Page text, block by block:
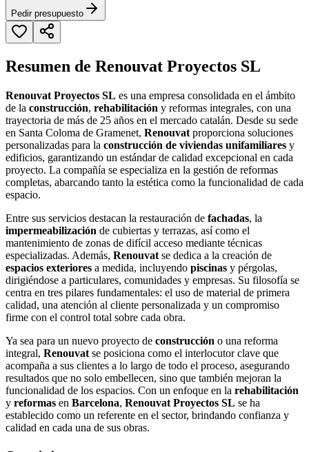
Pedir presupuesto
Resumen de Renouvat Proyectos SL
Renouvat Proyectos SL es una empresa consolidada en el ámbito
de la construcción, rehabilitación y reformas integrales, con una
trayectoria de más de 25 años en el mercado catalán. Desde su sede
en Santa Coloma de Gramenet, Renouvat proporciona soluciones
personalizadas para la construcción de viviendas unifamiliares y
edificios, garantizando un estándar de calidad excepcional en cada
proyecto. La compañía se especializa en la gestión de reformas
completas, abarcando tanto la estética como la funcionalidad de cada
espacio.
Entre sus servicios destacan la restauración de fachadas, la
impermeabilización de cubiertas y terrazas, así como el
mantenimiento de zonas de difícil acceso mediante técnicas
especializadas. Además, Renouvat se dedica a la creación de
espacios exteriores a medida, incluyendo piscinas y pérgolas,
dirigiéndose a particulares, comunidades y empresas. Su filosofía se
centra en tres pilares fundamentales: el uso de material de primera
calidad, una atención al cliente personalizada y un compromiso
firme con el control total sobre cada obra.
Ya sea para un nuevo proyecto de construcción o una reforma
integral, Renouvat se posiciona como el interlocutor clave que
acompaña a sus clientes a lo largo de todo el proceso, asegurando
resultados que no solo embellecen, sino que también mejoran la
funcionalidad de los espacios. Con un enfoque en la rehabilitación
y reformas en Barcelona, Renouvat Proyectos SL se ha
establecido como un referente en el sector, brindando confianza y
calidad en cada una de sus obras.